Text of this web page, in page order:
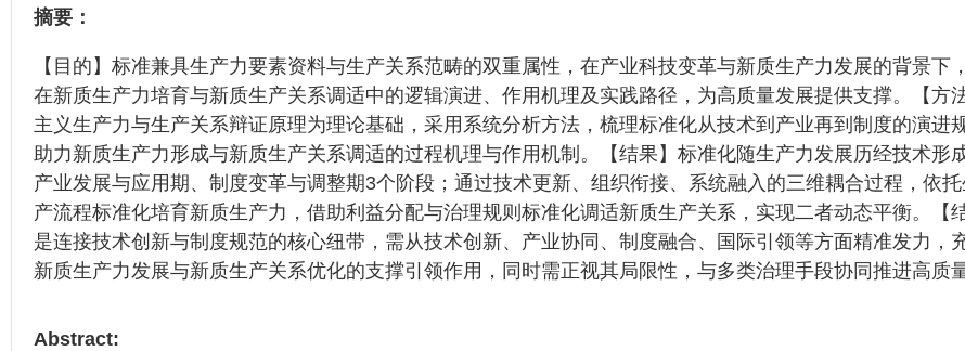
摘要：
【目的】标准兼具生产力要素资料与生产关系范畴的双重属性，在产业科技变革与新质生产力发展的背景下
在新质生产力培育与新质生产关系调适中的逻辑演进、作用机理及实践路径，为高质量发展提供支撑。【方
主义生产力与生产关系辩证原理为理论基础，采用系统分析方法，梳理标准化从技术到产业再到制度的演进
助力新质生产力形成与新质生产关系调适的过程机理与作用机制。【结果】标准化随生产力发展历经技术形
产业发展与应用期、制度变革与调整期3个阶段；通过技术更新、组织衔接、系统融入的三维耦合过程，依
产流程标准化培育新质生产力，借助利益分配与治理规则标准化调适新质生产关系，实现二者动态平衡。【
是连接技术创新与制度规范的核心纽带，需从技术创新、产业协同、制度融合、国际引领等方面精准发力，
新质生产力发展与新质生产关系优化的支撑引领作用，同时需正视其局限性，与多类治理手段协同推进高质量
Abstract: